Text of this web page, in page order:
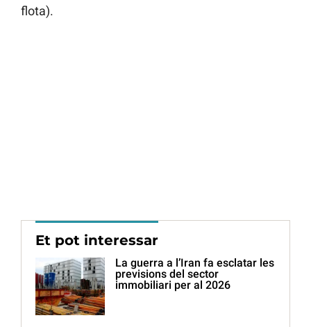
flota).
Et pot interessar
La guerra a l’Iran fa esclatar les
previsions del sector
immobiliari per al 2026